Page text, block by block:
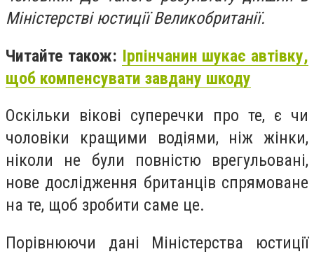
Міністерстві юстиції Великобританії.
Читайте також: Ірпінчанин шукає автівку,
щоб компенсувати завдану шкоду
Оскільки вікові суперечки про те, є чи
чоловіки кращими водіями, ніж жінки,
ніколи не були повністю врегульовані,
нове дослідження британців спрямоване
на те, щоб зробити саме це.
Порівнюючи дані Міністерства юстиції